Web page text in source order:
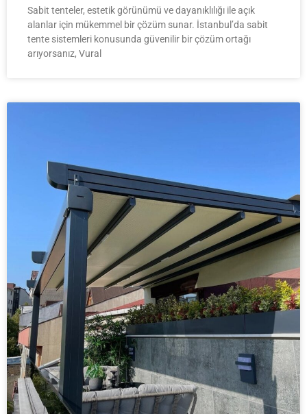
Sabit tenteler, estetik görünümü ve dayanıklılığı ile açık
alanlar için mükemmel bir çözüm sunar. İstanbul’da sabit
tente sistemleri konusunda güvenilir bir çözüm ortağı
arıyorsanız, Vural